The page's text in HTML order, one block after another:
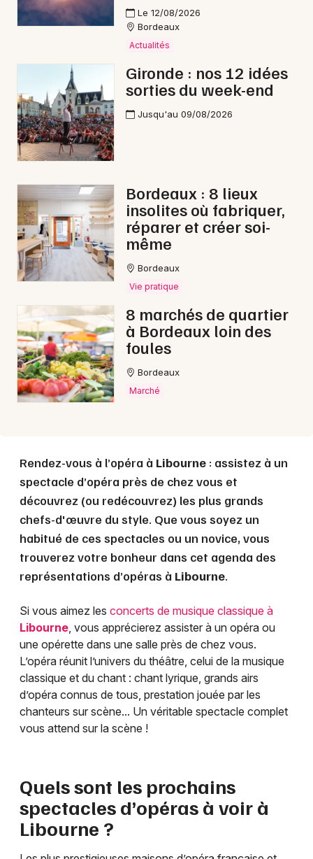
Newsletter des sorties
Actus à Libourne
Magazine à Libourne
Choisir mes départements
Mon email
Je m'abonne
Le 12/08/2026
Bordeaux
Actualités
Gironde : nos 12 idées
sorties du week-end
Jusqu'au 09/08/2026
Bordeaux : 8 lieux
insolites où fabriquer,
réparer et créer soi-
même
Bordeaux
Vie pratique
8 marchés de quartier
à Bordeaux loin des
foules
Bordeaux
Marché
Rendez-vous à l’opéra à Libourne : assistez à un
spectacle d’opéra près de chez vous et
découvrez (ou redécouvrez) les plus grands
chefs-d'œuvre du style. Que vous soyez un
habitué de ces spectacles ou un novice, vous
trouverez votre bonheur dans cet agenda des
représentations d’opéras à Libourne.
Si vous aimez les concerts de musique classique à
Libourne, vous apprécierez assister à un opéra ou
une opérette dans une salle près de chez vous.
L’opéra réunit l’univers du théâtre, celui de la musique
classique et du chant : chant lyrique, grands airs
d’opéra connus de tous, prestation jouée par les
chanteurs sur scène... Un véritable spectacle complet
vous attend sur la scène !
Quels sont les prochains
spectacles d’opéras à voir à
Libourne ?